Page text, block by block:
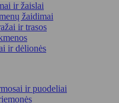
ir žaislai
žaidimai
ir trasos
ir dėlionės
ir puodeliai